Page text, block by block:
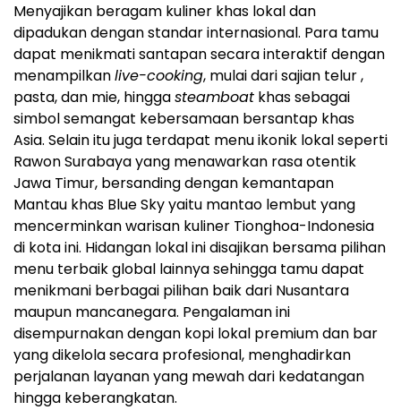
Menyajikan beragam kuliner khas lokal dan
dipadukan dengan standar internasional. Para tamu
dapat menikmati santapan secara interaktif dengan
menampilkanlive-cooking, mulai dari sajian telur ,
pasta, dan mie, hinggasteamboat khas sebagai
simbol semangat kebersamaan bersantap khas
Asia. Selain itu juga terdapat menu ikonik lokal seperti
Rawon Surabaya yang menawarkan rasa otentik
Jawa Timur, bersanding dengan kemantapan
Mantau khas Blue Sky yaitu mantao lembut yang
mencerminkan warisan kuliner Tionghoa-Indonesia
di kota ini. Hidangan lokal ini disajikan bersama pilihan
menu terbaik global lainnya sehingga tamu dapat
menikmani berbagai pilihan baik dari Nusantara
maupun mancanegara. Pengalaman ini
disempurnakan dengan kopi lokal premium dan bar
yang dikelola secara profesional, menghadirkan
perjalanan layanan yang mewah dari kedatangan
hingga keberangkatan.